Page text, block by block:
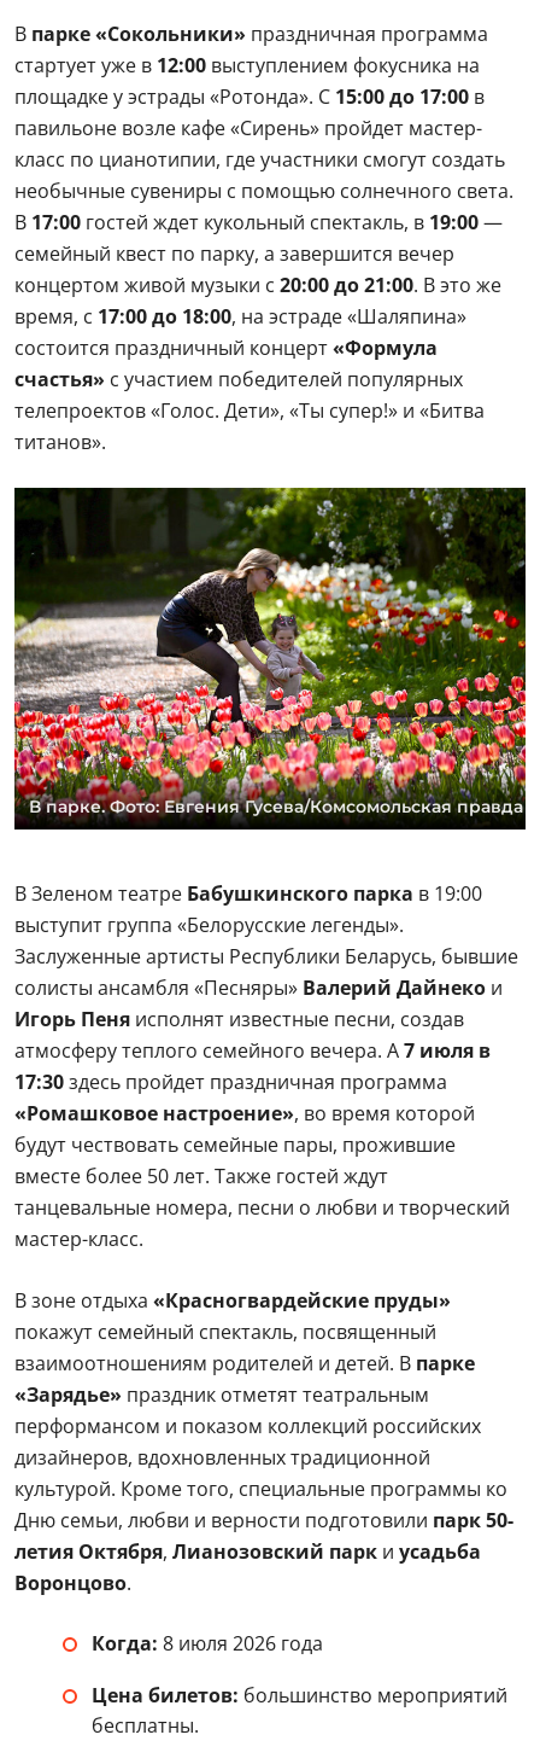
В парке «Сокольники» праздничная программа
стартует уже в 12:00 выступлением фокусника на
площадке у эстрады «Ротонда». С 15:00 до 17:00 в
павильоне возле кафе «Сирень» пройдет мастер-
класс по цианотипии, где участники смогут создать
необычные сувениры с помощью солнечного света.
В 17:00 гостей ждет кукольный спектакль, в 19:00—
семейный квест по парку, а завершится вечер
концертом живой музыки с 20:00 до 21:00. В это же
время, с 17:00 до 18:00, на эстраде «Шаляпина»
состоится праздничный концерт«Формула
счастья» с участием победителей популярных
телепроектов «Голос. Дети», «Ты супер!» и «Битва
титанов».
В парке. Фото: Евгения Гусева/Комсомольская правда
В Зеленом театре Бабушкинского парка в 19:00
выступит группа «Белорусские легенды».
Заслуженные артисты Республики Беларусь, бывшие
солисты ансамбля «Песняры» Валерий Дайнеко и
Игорь Пеня исполнят известные песни, создав
атмосферу теплого семейного вечера. А7 июля в
17:30здесь пройдет праздничная программа
«Ромашковое настроение», во время которой
будут чествовать семейные пары, прожившие
вместе более 50 лет. Также гостей ждут
танцевальные номера, песни о любви и творческий
мастер-класс.
В зоне отдыха «Красногвардейские пруды»
покажут семейный спектакль, посвященный
взаимоотношениям родителей и детей. В парке
«Зарядье» праздник отметят театральным
перформансом и показом коллекций российских
дизайнеров, вдохновленных традиционной
культурой. Кроме того, специальные программы ко
Дню семьи, любви и верности подготовили парк 50-
летия Октября, Лианозовский парк и усадьба
Воронцово.
Когда: 8 июля 2026 года
Цена билетов: большинство мероприятий
бесплатны.